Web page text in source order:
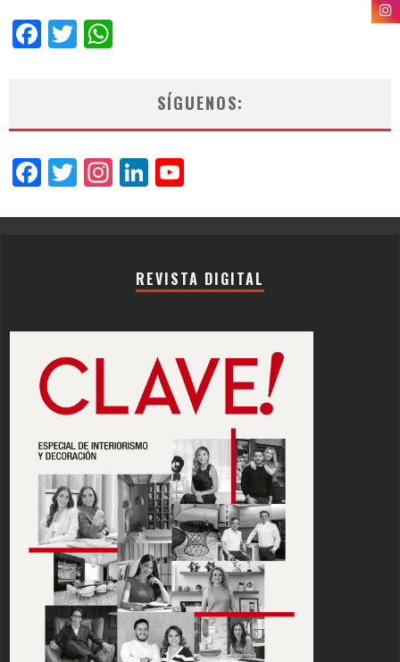
Facebook
Twitter
SÍGUENOS:
Facebook
Twitter
Instagram
LinkedIn
REVISTA DIGITAL